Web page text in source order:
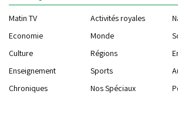
Matin TV Activités royales
Economie
Monde
Culture
Régions
Enseignement
Sports
Chroniques
Nos Spéciaux